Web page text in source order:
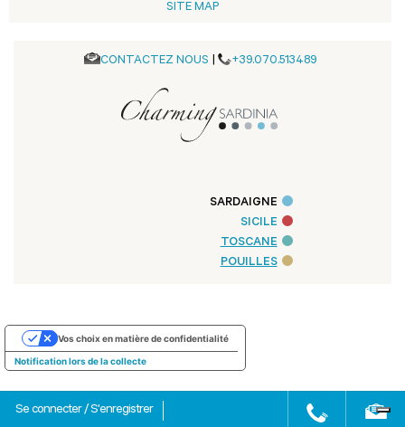
SITE MAP
CONTACTEZ NOUS | +39.070.513489
SARDAIGNE
SICILE
TOSCANE
POUILLES
Se connecter/S'enregistrer
Notification lors de la collecte
Vos choix en matière de confidentialité